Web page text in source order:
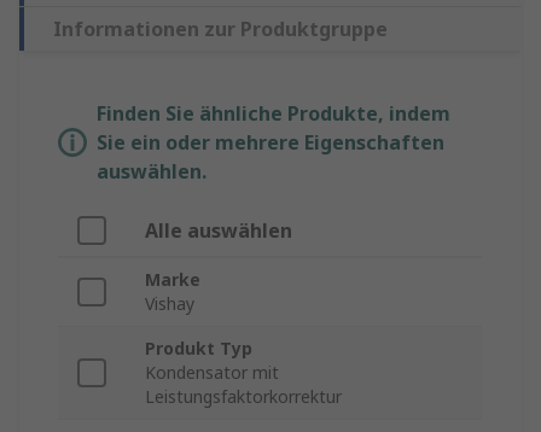
Informationen zur Produktgruppe
Finden Sie ähnliche Produkte, indem
Sie ein oder mehrere Eigenschaften
auswählen.
Alle auswählen
Marke
Vishay
Produkt Typ
Kondensator mit
Leistungsfaktorkorrektur